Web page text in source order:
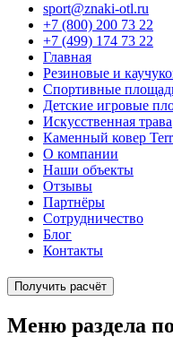
sport@znaki-otl.ru
+7 (800) 200 73 22
+7 (499) 174 73 22
Главная
Резиновые и
Спортивные
Детские игровые
Искусственная трава
Каменный ковер
О компании
Наши объекты
Отзывы
Партнёры
Сотрудничество
Блог
Контакты
Получить расчёт
Меню раздела